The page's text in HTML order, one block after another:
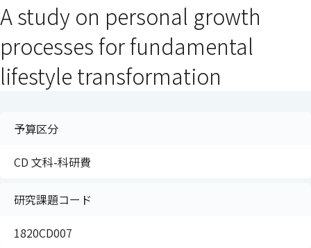
ドウで開きます）
ンドウで開きます）
ウインドウで開きます）
A study on personal growth
processes for fundamental
lifestyle transformation
予算区分
CD 文科-科研費
研究課題コード
1820CD007